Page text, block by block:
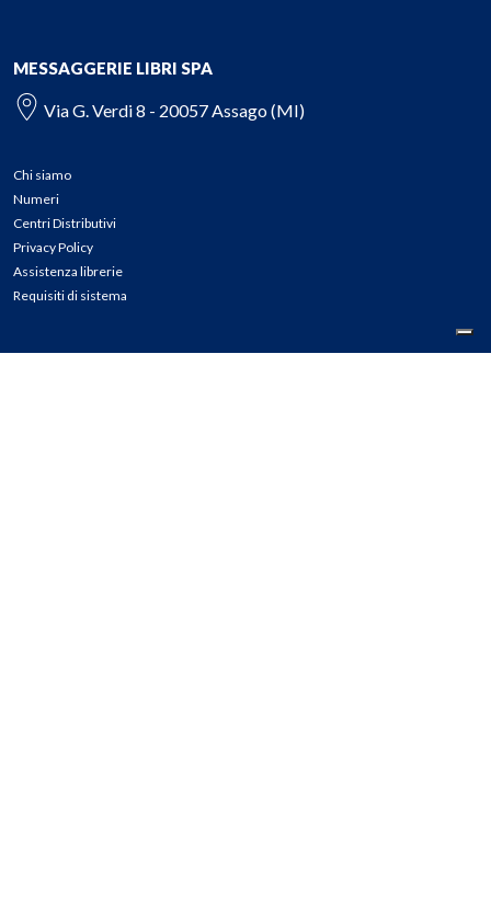
MESSAGGERIE LIBRI SPA
Via G. Verdi 8 - 20057 Assago (MI)
Chi siamo
Numeri
Centri Distributivi
Privacy Policy
Assistenza librerie
Requisiti di sistema
CONTATTI